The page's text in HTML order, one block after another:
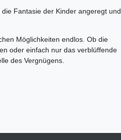
Fantasie der Kinder angeregt und
Möglichkeiten endlos. Ob die
oder einfach nur das verblüffende
des Vergnügens.